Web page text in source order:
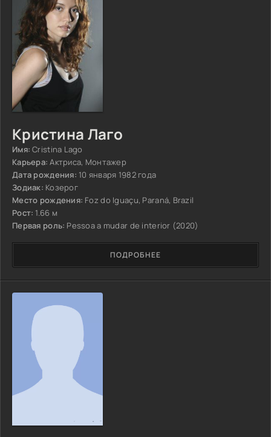
Кристина Лаго
Имя: Cristina Lago
Карьера: Актриса, Монтажер
Дата рождения: 10 января 1982 года
Зодиак: Козерог
Место рождения: Foz do Iguaçu, Paraná, Brazil
Рост: 1.66 м
Первая роль: Pessoa a mudar de interior (2020)
ПОДРОБНЕЕ